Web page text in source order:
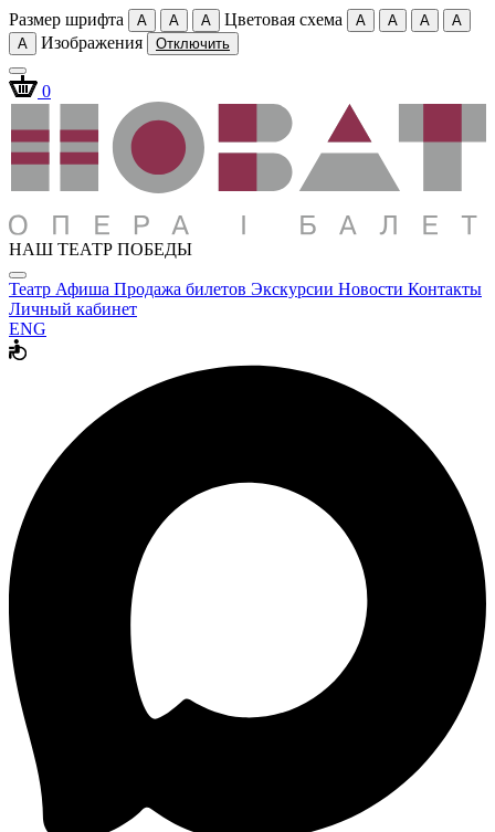
Размер шрифта A A A Цветовая схема A A A
A
A
Изображения Отключить
0
НАШ ТЕАТР ПОБЕДЫ
Театр Афиша Продажа билетов Экскурсии Новости Контакты
Личный кабинет
ENG